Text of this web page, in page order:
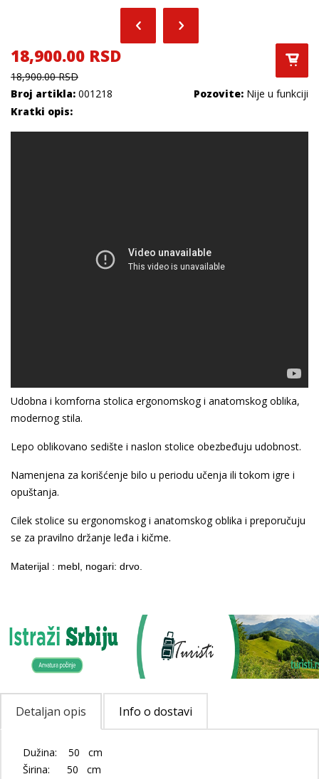
18,900.00 RSD
18,900.00 RSD
Broj artikla: 001218 Pozovite: Nije u funkciji
Kratki opis:
Udobna i komforna stolica ergonomskog i anatomskog oblika,
modernog stila.
Lepo oblikovano sedište i naslon stolice obezbeđuju udobnost.
Namenjena za korišćenje bilo u periodu učenja ili tokom igre i
opuštanja.
Cilek stolice su ergonomskog i anatomskog oblika i preporučuju
se za pravilno držanje leđa i kičme.
Materijal : mebl, nogari: drvo.
Detaljan opis Info o dostavi
Dužina: 50 cm
Širina: 50 cm